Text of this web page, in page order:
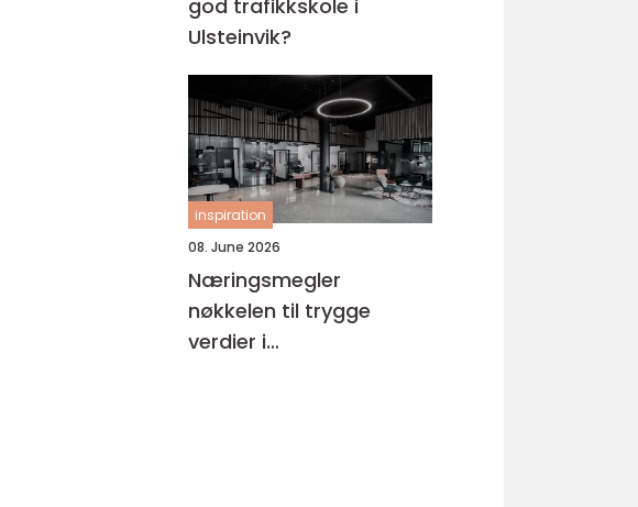
god trafikkskole i
Ulsteinvik?
inspiration
08. June 2026
Næringsmegler
nøkkelen til trygge
verdier i